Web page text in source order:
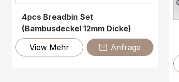
4pcs Breadbin Set
(Bambusdeckel 12mm Dicke)
View Mehr
 Anfrage